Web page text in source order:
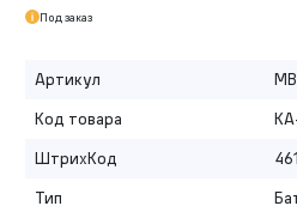
Под заказ
Артикул
Код товара
ШтрихКод
Тип